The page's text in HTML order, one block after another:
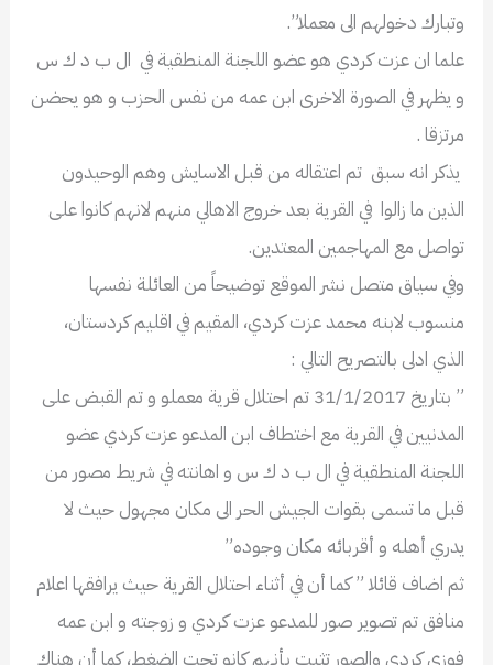
وتبارك دخولهم الى معملا”.
علما ان عزت كردي هو عضو اللجنة المنطقية في ال ب د ك س
و يظهر في الصورة الاخرى ابن عمه من نفس الحزب و هو يحضن
مرتزقا .
يذكر انه سبق تم اعتقاله من قبل الاسايش وهم الوحيدون
الذين ما زالوا في القرية بعد خروج الاهالي منهم لانهم كانوا على
تواصل مع المهاجمين المعتدين.
وفي سياق متصل نشر الموقع توضيحاً من العائلة نفسها
منسوب لابنه محمد عزت كردي، المقيم في اقليم كردستان،
الذي ادلى بالتصريح التالي :
” بتاريخ 31/1/2017 تم احتلال قرية معملو و تم القبض على
المدنيين في القرية مع اختطاف ابن المدعو عزت كردي عضو
اللجنة المنطقية في ال ب د ك س و اهانته في شريط مصور من
قبل ما تسمى بقوات الجيش الحر الى مكان مجهول حيث لا
يدري أهله و أقربائه مكان وجوده”
ثم اضاف قائلا ” كما أن في أثناء احتلال القرية حيث يرافقها اعلام
منافق تم تصوير صور للمدعو عزت كردي و زوجته و ابن عمه
فوزي كردي والصور تثبت بأنهم كانو تحت الضغط، كما أن هناك